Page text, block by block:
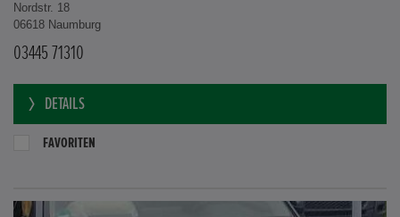
Nordstr. 18
06618 Naumburg
03445 71310
DETAILS
FAVORITEN